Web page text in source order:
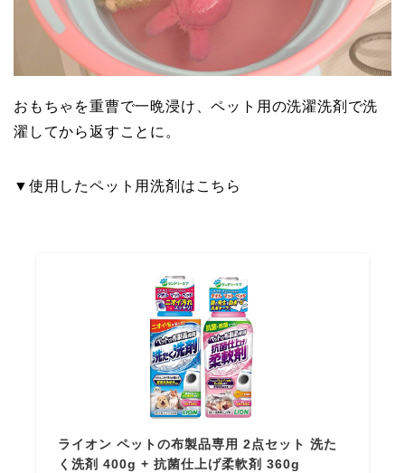
おもちゃを重曹で一晩浸け、ペット用の洗濯洗剤で洗
濯してから返すことに。
▼使用したペット用洗剤はこちら
ライオン ペットの布製品専用 2点セット 洗た
く洗剤 400g + 抗菌仕上げ柔軟剤 360g